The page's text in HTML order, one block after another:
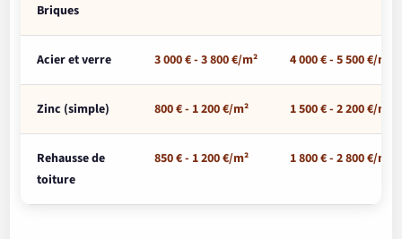
Briques
Acier et verre 3 000 € - 3 800 €/m² 4 000 € - 5 500 €/m²
Zinc (simple) 800 € - 1 200 €/m² 1 500 € - 2 200 €/m²
Rehausse de
toiture
850 € - 1 200 €/m² 1 800 € - 2 800 €/m²